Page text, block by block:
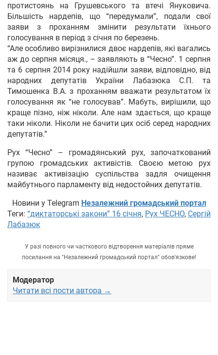
протистоянь на Грушевського та втечі Януковича.
Більшість нардепів, що “передумали”, подали свої
заяви з проханням змінити результати їхнього
голосування в період з січня по березень.
“Але особливо вирізнилися двоє нардепів, які вагались
аж до серпня місяця., – заявляють в “Чесно”. 1 серпня
та 6 серпня 2014 року надійшли заяви, відповідно, від
народних депутатів України Лабазюка С.П. та
Тимошенка В.А. з проханням вважати результатом їх
голосування як “не голосував”. Мабуть, вирішили, що
краще пізно, ніж ніколи. Але нам здається, що краще
таки ніколи. Ніколи не бачити цих осіб серед народних
депутатів.”
Рух “Чесно” – громадянський рух, започаткований
групою громадських активістів. Своєю метою рух
називає активізацію суспільства задля очищення
майбутнього парламенту від недостойних депутатів.
Новини у Telegram Незалежний громадський портал
Теги: “диктаторські закони” 16 січня, Рух ЧЕСНО, Сергій
Лабазюк
У разі повного чи часткового відтворення матеріалів пряме
посилання на "Незалежний громадський портал" обов'язкове!
Модератор
Читати всі пости автора →